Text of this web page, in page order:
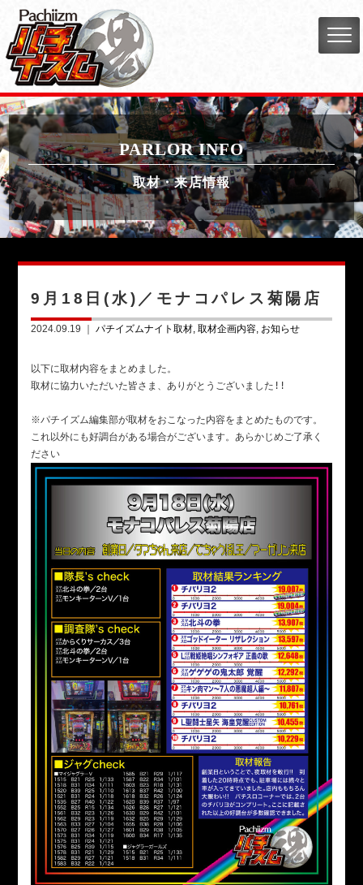
PARLOR INFO
取材・来店情報
9月18日(水)／モナコパレス菊陽店
2024.09.19 ｜パチイズムナイト取材 取材企画内容 お知らせ
以下に取材内容をまとめました。
取材に協力いただいた皆さま、ありがとうございました!!
※パチイズム編集部が取材をおこなった内容をまとめたものです。
これ以外にも好調台がある場合がございます。あらかじめご了承く